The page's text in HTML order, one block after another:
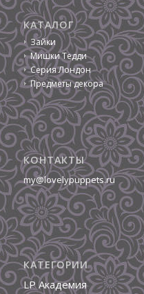
КАТАЛОГ
Зайки
Мишки Тедди
Серия Лондон
Предметы декора
КОНТАКТЫ
my@lovelypuppets.ru
КАТЕГОРИИ
LP Академия